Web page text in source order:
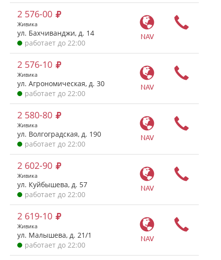
NAV
2 576-00
Живика
ул. Бахчиванджи, д. 14
работает до 22:00
NAV
2 576-10
Живика
ул. Агрономическая, д. 30
работает до 22:00
NAV
2 580-80
Живика
ул. Волгоградская, д. 190
работает до 22:00
NAV
2 602-90
Живика
ул. Куйбышева, д. 57
работает до 22:00
NAV
2 619-10
Живика
ул. Малышева, д. 21/1
работает до 22:00